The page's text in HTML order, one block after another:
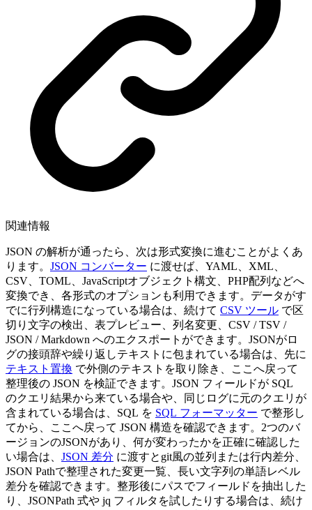
関連情報
JSON の解析が通ったら、次は形式変換に進むことがよくあ
ります。 JSON コンバーター に渡せば、YAML、XML、
CSV、TOML、JavaScriptオブジェクト構文、PHP配列などへ
変換でき、各形式のオプションも利用できます。データがす
でに行列構造になっている場合は、続けて CSV ツール で区
切り文字の検出、表プレビュー、列名変更、CSV / TSV /
JSON / Markdown へのエクスポートができます。JSONがロ
グの接頭辞や繰り返しテキストに包まれている場合は、先に
テキスト置換 で外側のテキストを取り除き、ここへ戻って
整理後の JSON を検証できます。JSON フィールドが SQL
のクエリ結果から来ている場合や、同じログに元のクエリが
含まれている場合は、SQL を SQL フォーマッター で整形し
てから、ここへ戻って JSON 構造を確認できます。2つのバ
ージョンのJSONがあり、何が変わったかを正確に確認した
い場合は、 JSON 差分 に渡すとgit風の並列または行内差分、
JSON Pathで整理された変更一覧、長い文字列の単語レベル
差分を確認できます。整形後にパスでフィールドを抽出した
り、JSONPath 式や jq フィルタを試したりする場合は、続け